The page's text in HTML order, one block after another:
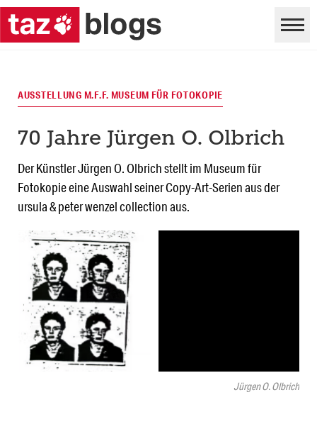
Jürgen O. Olbrich
AUSSTELLUNG M.F.F. MUSEUM FÜR FOTOKOPIE
70 Jahre Jürgen O. Olbrich
Der Künstler Jürgen O. Olbrich stellt im Museum für
Fotokopie eine Auswahl seiner Copy-Art-Serien aus der
ursula & peter wenzel collection aus.